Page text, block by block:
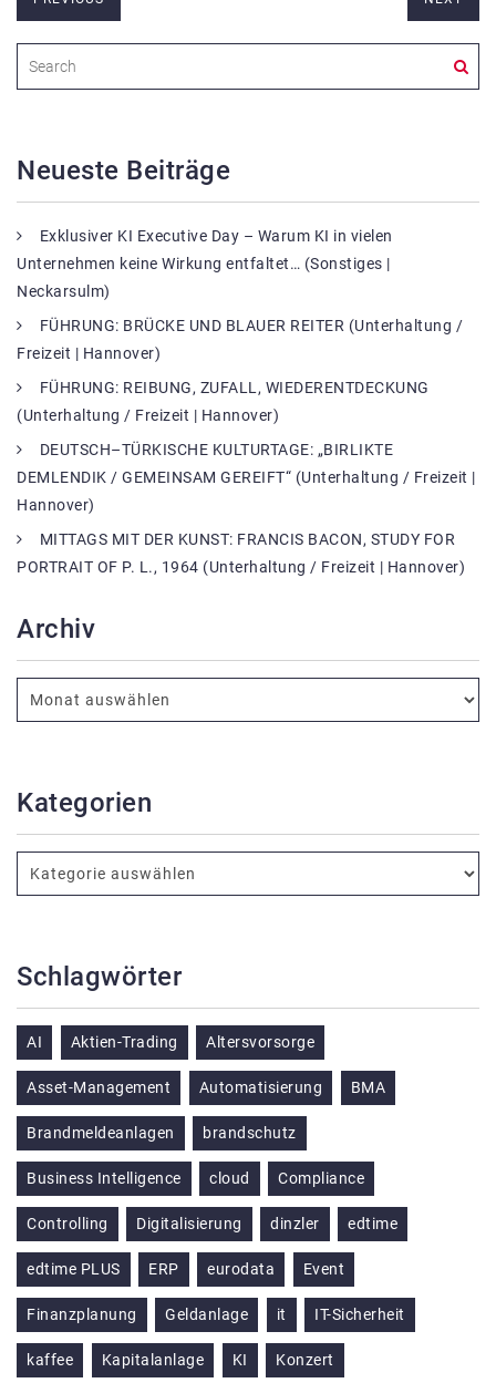
Neueste Beiträge
Exklusiver KI Executive Day – Warum KI in vielen
Unternehmen keine Wirkung entfaltet… (Sonstiges |
Neckarsulm)
FÜHRUNG: BRÜCKE UND BLAUER REITER (Unterhaltung /
Freizeit | Hannover)
FÜHRUNG: REIBUNG, ZUFALL, WIEDERENTDECKUNG
(Unterhaltung / Freizeit | Hannover)
DEUTSCH–TÜRKISCHE KULTURTAGE: „BIRLIKTE
DEMLENDIK / GEMEINSAM GEREIFT“ (Unterhaltung / Freizeit |
Hannover)
MITTAGS MIT DER KUNST: FRANCIS BACON, STUDY FOR
PORTRAIT OF P. L., 1964 (Unterhaltung / Freizeit | Hannover)
Archiv
Kategorien
Schlagwörter
AI Aktien-Trading Altersvorsorge
Asset-Management Automatisierung BMA
Brandmeldeanlagen brandschutz
Business Intelligence cloud Compliance
Controlling Digitalisierung dinzler edtime
edtime PLUS ERP eurodata Event
Finanzplanung Geldanlage it IT-Sicherheit
kaffee Kapitalanlage KI Konzert